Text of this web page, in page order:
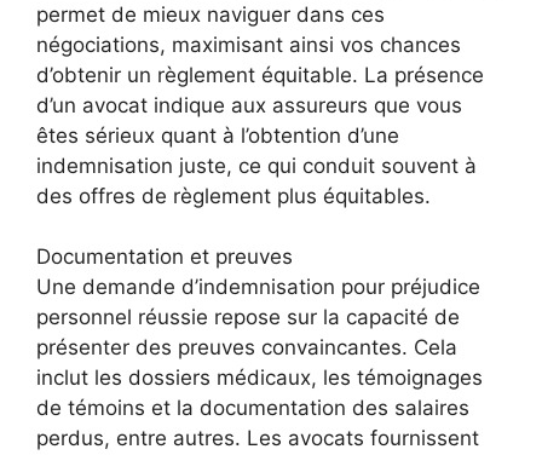
permet de mieux naviguer dans ces
négociations, maximisant ainsi vos chances
d’obtenir un règlement équitable. La présence
d’un avocat indique aux assureurs que vous
êtes sérieux quant à l’obtention d’une
indemnisation juste, ce qui conduit souvent à
des offres de règlement plus équitables.
Documentation et preuves
Une demande d’indemnisation pour préjudice
personnel réussie repose sur la capacité de
présenter des preuves convaincantes. Cela
inclut les dossiers médicaux, les témoignages
de témoins et la documentation des salaires
perdus, entre autres. Les avocats fournissent